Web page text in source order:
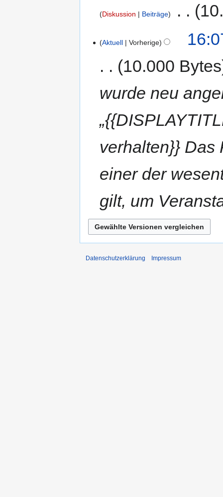
Diskussion Beiträge
Aktuell Vorherige
10.000 Bytes
wurde neu
verhalten}} Das
einer der
gilt, um
Datenschutzerklärung Impressum